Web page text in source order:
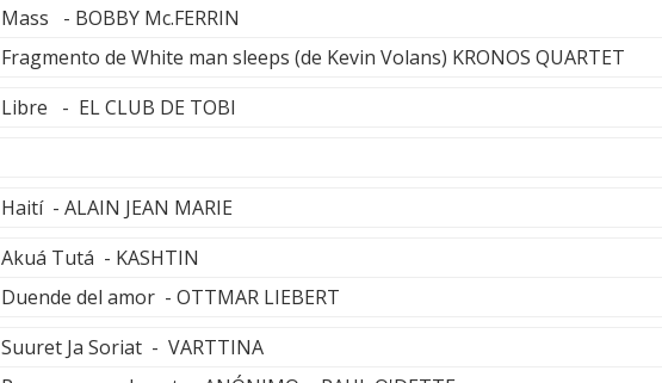
Mass - BOBBY Mc.FERRIN
Fragmento de White man sleeps (de Kevin Volans) KRONOS QUARTET
Libre - EL CLUB DE TOBI
Haití - ALAIN JEAN MARIE
Akuá Tutá - KASHTIN
Duende del amor - OTTMAR LIEBERT
Suuret Ja Soriat - VARTTINA